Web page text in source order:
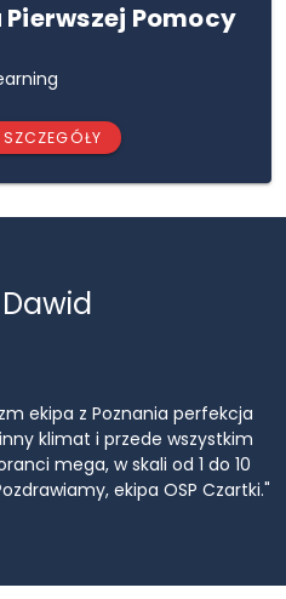
Pomocy
z Poznania perfekcja
klimat i przede wszystkim
mega, w skali od 1 do 10
ekipa OSP Czartki."